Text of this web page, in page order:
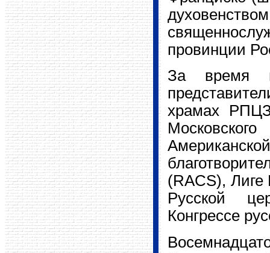
провинции
За время
храмах
(RACS),
Русской
Конгрессе